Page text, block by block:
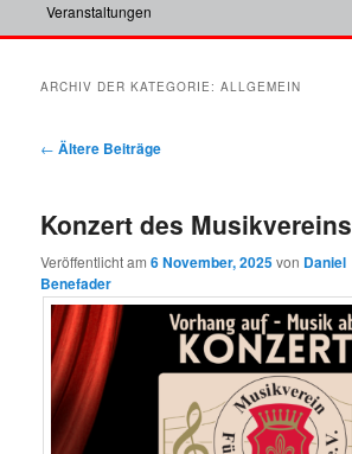
Veranstaltungen
ARCHIV DER KATEGORIE:ALLGEMEIN
Beitragsnavigation
← Ältere Beiträge
Konzert des Musikvereins
Veröffentlicht am6 November, 2025von Daniel
Benefader